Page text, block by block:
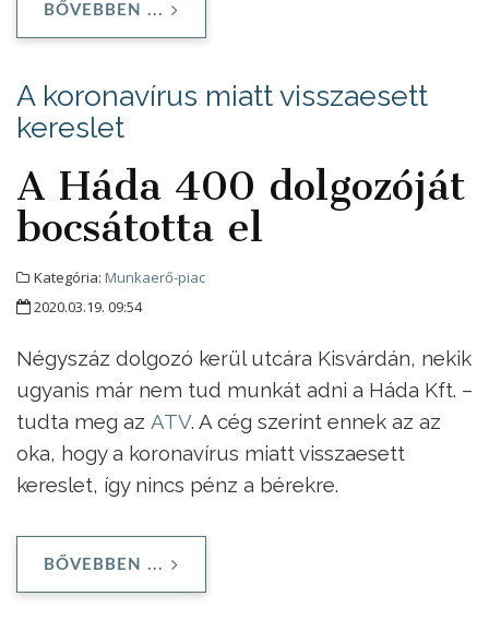
BŐVEBBEN ...
A koronavírus miatt visszaesett
kereslet
A Háda 400 dolgozóját
bocsátotta el
Kategória: Munkaerő-piac
2020.03.19. 09:54
Négyszáz dolgozó kerül utcára Kisvárdán, nekik
ugyanis már nem tud munkát adni a Háda Kft. –
tudta meg az ATV. A cég szerint ennek az az
oka, hogy a koronavírus miatt visszaesett
kereslet, így nincs pénz a bérekre.
BŐVEBBEN ...